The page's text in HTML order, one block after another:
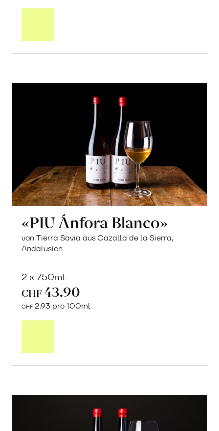
«PIU Ánfora Blanco»
von Tierra Savia aus Cazalla de la Sierra,
Andalusien
2 x 750ml
CHF 43.90
CHF 2.93 pro 100ml